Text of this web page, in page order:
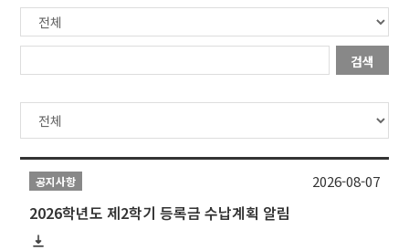
검색
공지사항
2026학년도 제2학기 등록금 수납계획 알림
2026-08-07